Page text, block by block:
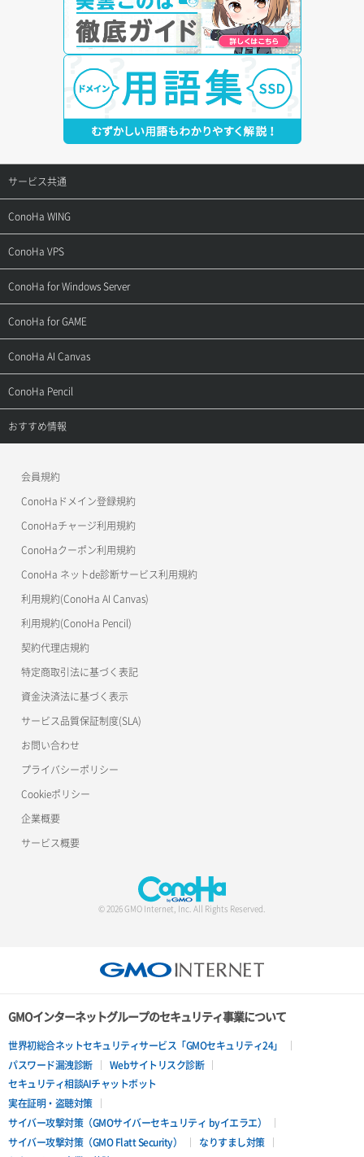
サービス共通
サポートトップ
ご契約・お支払い
用語集
お問い合わせ
ConoHa WING
サポートトップ
ご利用ガイド
お乗り換えガイド
よくある質問
ConoHa VPS
サポートトップ
ご利用ガイド
APIドキュメントVPS2.0
APIドキュメントVPS3.0
ConoHa for Windows Server
サポートトップ
ご利用ガイド
APIドキュメントVPS2.0
APIドキュメントVPS3.0
ConoHa for GAME
サポートトップ
ご利用ガイド
ConoHa AI Canvas
サポートトップ
ご利用ガイド
ConoHa Pencil
サポートトップ
おすすめ情報
美雲このは徹底ガイド
会員規約
ConoHaドメイン登録規約
ConoHaチャージ利用規約
ConoHaクーポン利用規約
ConoHa ネットde診断サービス利用規約
利用規約(ConoHa AI Canvas)
利用規約(ConoHa Pencil)
契約代理店規約
特定商取引法に基づく表記
資金決済法に基づく表示
サービス品質保証制度(SLA)
お問い合わせ
プライバシーポリシー
Cookieポリシー
企業概要
サービス概要
© 2026 GMO Internet, Inc. All Rights Reserved.
GMOインターネットグループのセキュリティ事業について
世界初総合ネットセキュリティサービス「GMOセキュリティ24」
パスワード漏洩診断
Webサイトリスク診断
セキュリティ相談AIチャットボット
実在証明・盗聴対策
サイバー攻撃対策（GMOサイバーセキュリティ byイエラエ）
サイバー攻撃対策（GMO Flatt Security）
なりすまし対策